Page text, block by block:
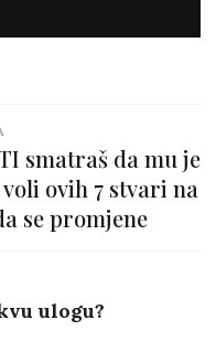
smatraš da mu je
ovih 7 stvari na
se promjene
ulogu?